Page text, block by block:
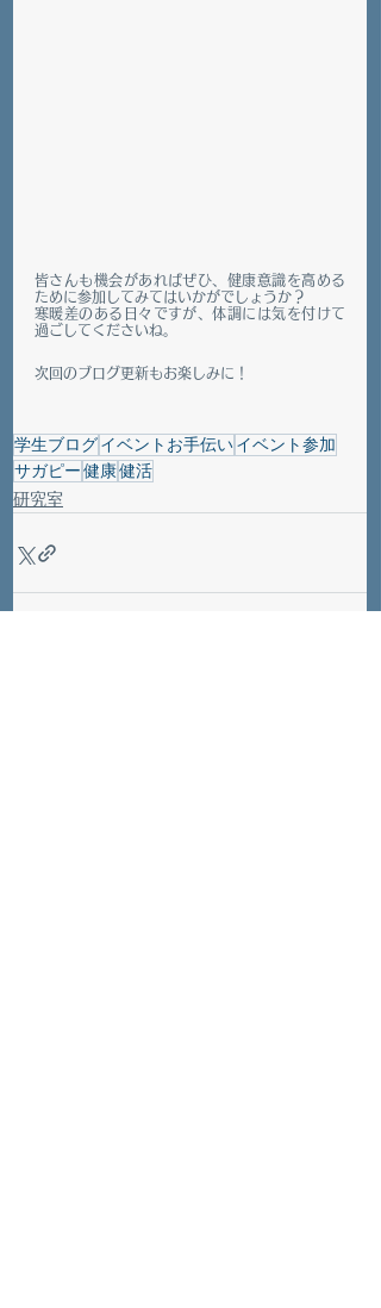
皆さんも機会があればぜひ、健康意識を高める
ために参加してみてはいかがでしょうか？
寒暖差のある日々ですが、体調には気を付けて
過ごしてくださいね。
次回のブログ更新もお楽しみに！
学生ブログイベントお手伝いイベント参加
サガピー健康健活
研究室